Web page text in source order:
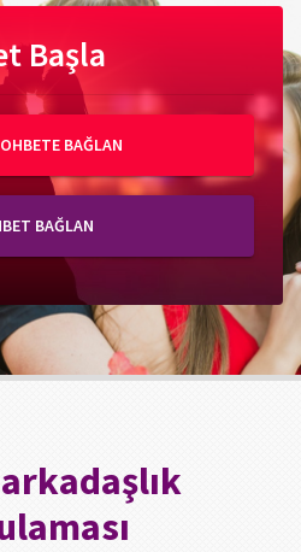
Başla
BAĞLAN
BAĞLAN
arkadaşlık